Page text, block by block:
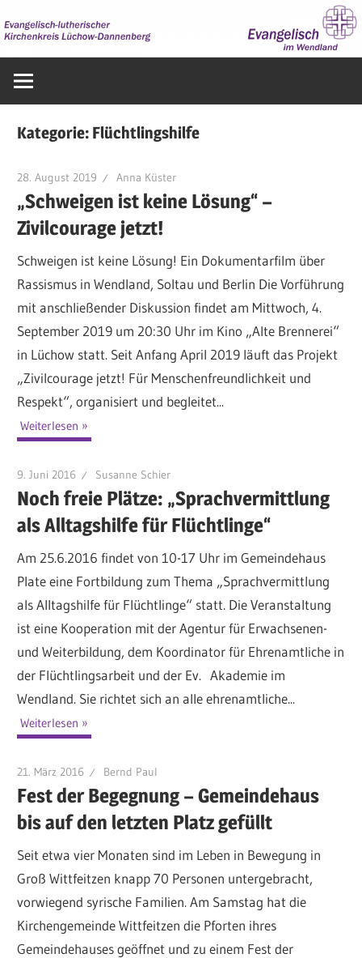
Inhalt
springen
im
Kategorie: Flüchtlingshilfe
28. August 2019 Anna Küster
„Schweigen ist keine Lösung“ –
Zivilcourage jetzt!
Schweigen ist keine Lösung! Ein Dokumentarfilm über
Rassismus in Wendland, Soltau und Berlin Die Vorführung
mit anschließender Diskussion findet am Mittwoch, 4.
September 2019 um 20:30 Uhr im Kino „Alte Brennerei“
in Lüchow statt. Seit Anfang April 2019 läuft das Projekt
„Zivilcourage jetzt! Für Menschenfreundlichkeit und
Respekt“, organisiert und begleitet...
Weiterlesen
9. Juni 2016 Susanne Schier
Noch freie Plätze: „Sprachvermittlung
als Alltagshilfe für Flüchtlinge“
Am 25.6.2016 findet von 10-17 Uhr im Gemeindehaus
Plate eine Fortbildung zum Thema „Sprachvermittlung
als Alltagshilfe für Flüchtlinge“ statt. Die Veranstaltung
ist eine Kooperation mit der Agentur für Erwachsenen-
und Weiterbildung, dem Koordinator für Ehrenamtliche in
der Flüchtlingsarbeit und der Ev. Akademie im
Wendland. Sie richtet sich an alle ehrenamtliche...
Weiterlesen
21. März 2016 Bernd Paul
Fest der Begegnung – Gemeindehaus
bis auf den letzten Platz gefüllt
Seit etwa vier Monaten sind im Leben in Bewegung in
Groß Wittfeitzen knapp 70 Personen untergebracht,
vorwiegend syrische Familien. Am Samstag hat die
Kirchengemeinde Wittfeitzen die Pforten ihres
Gemeindehauses geöffnet und zu einem Fest der